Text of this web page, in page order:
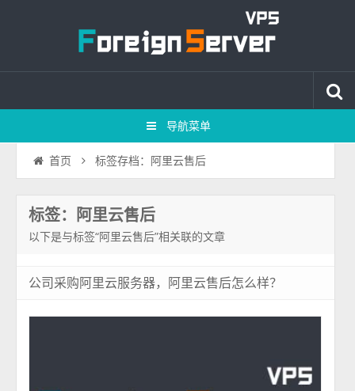
导航菜单
首页 标签存档：阿里云售后
标签：阿里云售后
以下是与标签“阿里云售后”相关联的文章
公司采购阿里云服务器，阿里云售后怎么样？